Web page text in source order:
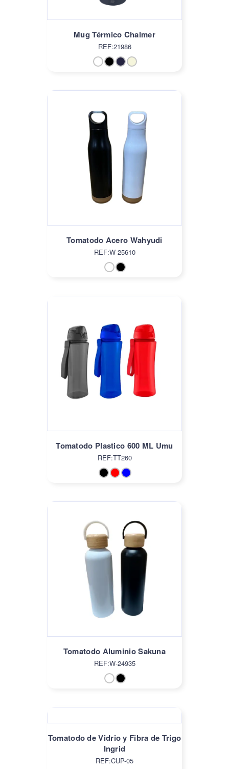
Mug Térmico Chalmer
REF:21986
Tomatodo Acero Wahyudi
REF:W-25610
Tomatodo Plastico 600 ML Umu
REF:TT260
Tomatodo Aluminio Sakuna
REF:W-24935
Tomatodo de Vidrio y Fibra de Trigo
Ingrid
REF:CUP-05